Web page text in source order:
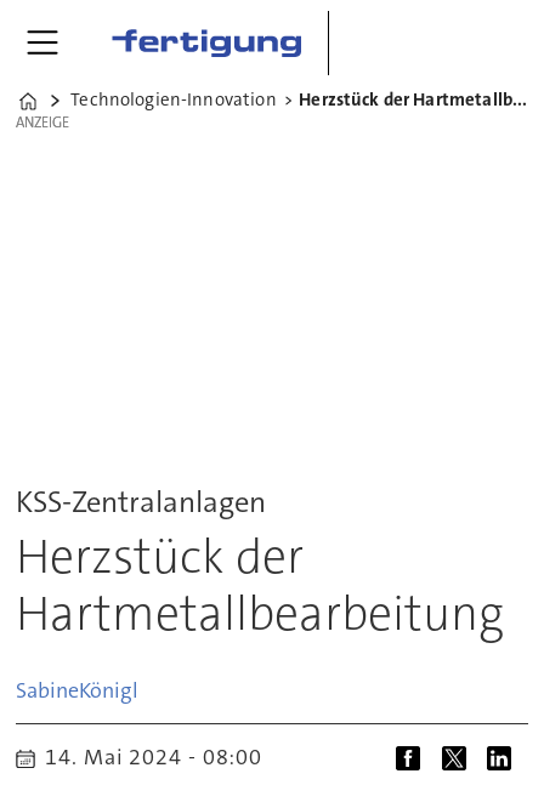
Home
Technologien-Innovation Herzstück der Hartmetallbearbeitung
ANZEIGE
ANZEIGE
KSS-Zentralanlagen
Herzstück der
Hartmetallbearbeitung
SabineKönigl
14. Mai 2024 - 08:00